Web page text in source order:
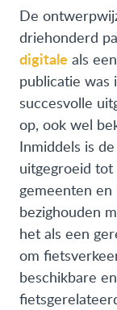
De
driehonderd
digitale als
publicatie was
succesvolle
op, ook wel
Inmiddels is de
uitgegroeid
gemeenten en
bezighouden
het als een
om
beschikbare